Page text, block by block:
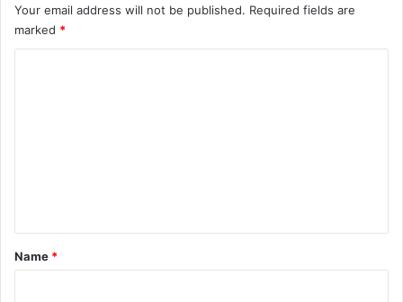
Your email address will not be published. Required fields are
marked *
*
Name *